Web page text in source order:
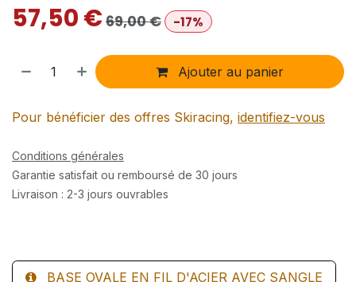
57,50€69,00€ -17%
Ajouter au panier
Pour bénéficier des offres Skiracing, identifiez-vous
Conditions générales
Garantie satisfait ou remboursé de 30 jours
Livraison : 2-3 jours ouvrables
BASE OVALE EN FIL D'ACIER AVEC SANGLE